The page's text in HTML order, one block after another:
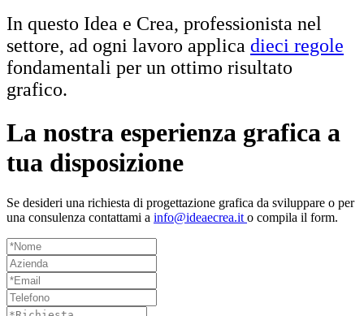
In questo Idea e Crea, professionista nel
settore, ad ogni lavoro applica dieci regole
fondamentali per un ottimo risultato
grafico.
La nostra esperienza grafica a
tua disposizione
Se desideri una richiesta di progettazione grafica da sviluppare o per
una consulenza contattami a info@ideaecrea.it o compila il form.